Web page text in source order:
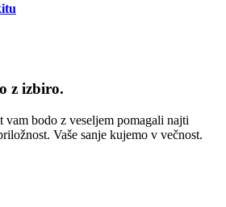
z izbiro.
bodo z veseljem pomagali najti
Vaše sanje kujemo v večnost.